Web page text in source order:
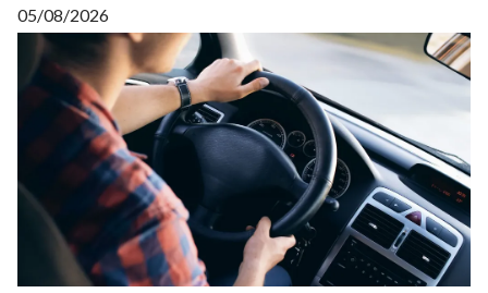
05/08/2026